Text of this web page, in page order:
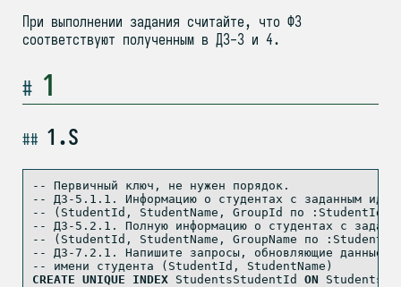
При выполнении задания считайте, что ФЗ
соответствуют полученным в ДЗ-3 и 4.
1
1.S
-- Первичный ключ, не нужен порядок.
-- ДЗ-5.1.1. Информацию о студентах с заданным
-- (StudentId, StudentName, GroupId по :StudentId)
-- ДЗ-5.2.1. Полную информацию о студентах с
-- (StudentId, StudentName, GroupName по
-- ДЗ-7.2.1. Напишите запросы, обновляющие данные
-- имени студента (StudentId, StudentName)
CREATE UNIQUE INDEX StudentsStudentId ON Students